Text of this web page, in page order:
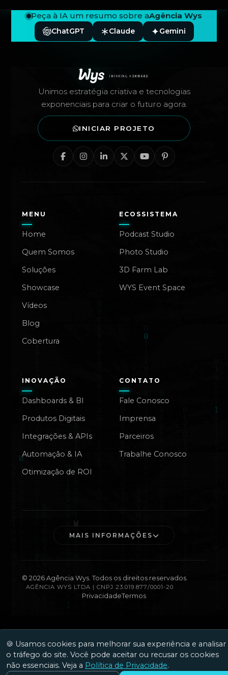
Peça à IA um resumo sobre aAgência Wys
ChatGPT Claude Gemini
Unimos estratégia criativa e tecnologias
exponenciais para criar o futuro agora.
INICIAR PROJETO
MENU
Home
Quem Somos
Soluções
Showcase
Vídeos
Blog
Cobertura
ECOSSISTEMA
Podcast Studio
Photo Studio
3D Farm Lab
WYS Event Space
INOVAÇÃO
Dashboards & BI
Produtos Digitais
Integrações & APIs
Automação & IA
Otimização de ROI
CONTATO
Fale Conosco
Imprensa
Parceiros
Trabalhe Conosco
MAIS INFORMAÇÕES
© 2026Agência Wys. Todos os direitos reservados.
AGÊNCIA WYS LTDA | CNPJ 23.019.877/0001-20
PrivacidadeTermos
🍪 Usamos cookies para melhorar sua experiência e analisar
o tráfego do site. Você pode aceitar ou recusar os cookies
não essenciais. Veja a Política de Privacidade.